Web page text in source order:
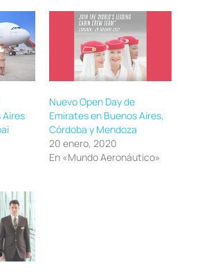
Aires
Nuevo Open Day de
Emirates en Buenos Aires,
Córdoba y Mendoza
20 enero, 2020
En «Mundo Aeronáutico»